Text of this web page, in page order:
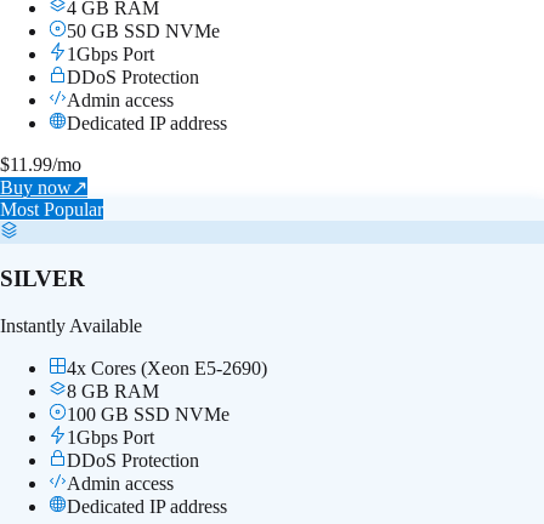
4 GB RAM
50 GB SSD NVMe
1Gbps Port
DDoS Protection
Admin access
Dedicated IP address
$11.99/mo
Buy now↗
Most Popular
SILVER
Instantly Available
4x Cores (Xeon E5-2690)
8 GB RAM
100 GB SSD NVMe
1Gbps Port
DDoS Protection
Admin access
Dedicated IP address